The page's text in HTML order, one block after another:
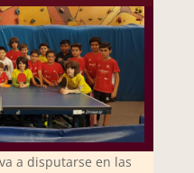
a disputarse en las